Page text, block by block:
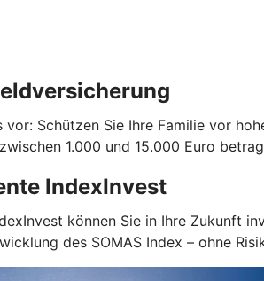
vor: Schützen Sie Ihre Familie vor
1.000 und 15.000 Euro
IndexInvest
können Sie in Ihre Zukunft
des SOMAS Index – ohne